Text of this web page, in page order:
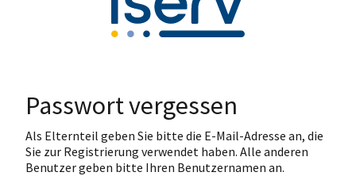
Passwort vergessen
Als Elternteil geben Sie bitte die E-Mail-Adresse an, die
Sie zur Registrierung verwendet haben. Alle anderen
Benutzer geben bitte Ihren Benutzernamen an.